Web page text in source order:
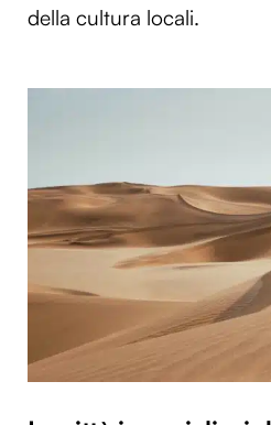
della cultura locali.